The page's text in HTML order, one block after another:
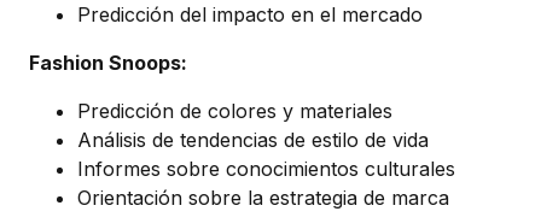
Predicción del impacto en el mercado
Fashion Snoops:
Predicción de colores y materiales
Análisis de tendencias de estilo de vida
Informes sobre conocimientos culturales
Orientación sobre la estrategia de marca